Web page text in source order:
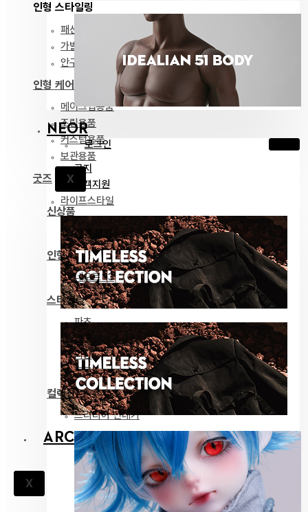
인형 스타일링
패션
가발
안구
인형 케어
메이크업용품
조립용품
커스텀용품
보관용품
굿즈
라이프스타일
ARCHIVES
X
NEOR
로그인
X
공지
고객지원
신상품
전체 보기
인형
네오르 13
스타일링
파츠
안구
의상
도구
컬렉션
드리티아 연대기